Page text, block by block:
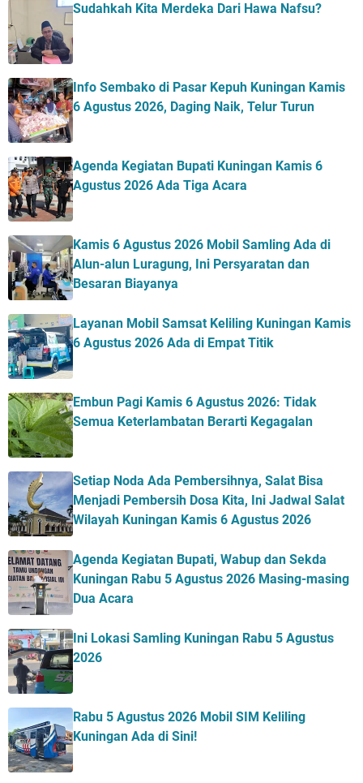
Sudahkah Kita Merdeka Dari Hawa Nafsu?
Info Sembako di Pasar Kepuh Kuningan Kamis
6 Agustus 2026, Daging Naik, Telur Turun
Agenda Kegiatan Bupati Kuningan Kamis 6
Agustus 2026 Ada Tiga Acara
Kamis 6 Agustus 2026 Mobil Samling Ada di
Alun-alun Luragung, Ini Persyaratan dan
Besaran Biayanya
Layanan Mobil Samsat Keliling Kuningan Kamis
6 Agustus 2026 Ada di Empat Titik
Embun Pagi Kamis 6 Agustus 2026: Tidak
Semua Keterlambatan Berarti Kegagalan
Setiap Noda Ada Pembersihnya, Salat Bisa
Menjadi Pembersih Dosa Kita, Ini Jadwal Salat
Wilayah Kuningan Kamis 6 Agustus 2026
Agenda Kegiatan Bupati, Wabup dan Sekda
Kuningan Rabu 5 Agustus 2026 Masing-masing
Dua Acara
Ini Lokasi Samling Kuningan Rabu 5 Agustus
2026
Rabu 5 Agustus 2026 Mobil SIM Keliling
Kuningan Ada di Sini!